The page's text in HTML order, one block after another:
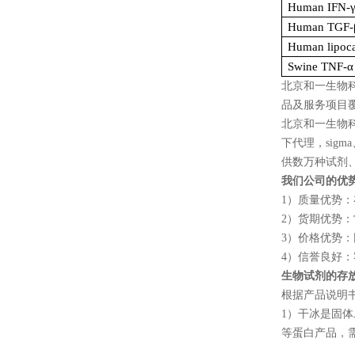
Human IFN-γ
Human TGF-
Human
Swine TNF-α
北京和一生物
品及服务项目
北京和一生物
下代理， sigma
供数万种试剂
我们公司的优
1 ）质量优势
2）货期优势
3）价格优势
4）信誉良好
生物试剂的存
根据产品说明
1 ）干冰是固
等蛋白产品，